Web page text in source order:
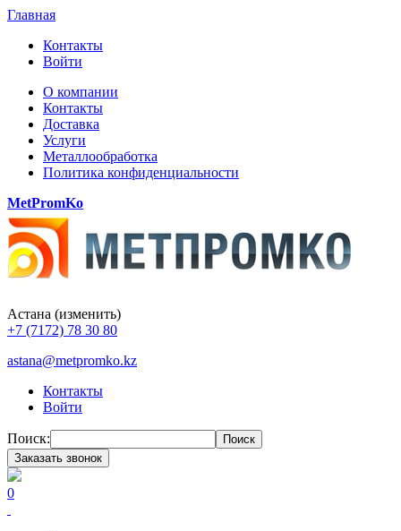
Главная
Контакты
Войти
О компании
Контакты
Доставка
Услуги
Металлообработка
Политика конфиденциальности
MetPromKo
Астана (изменить)
+7 (7172) 78 30 80
astana@metpromko.kz
Контакты
Войти
Поиск:
Поиск
Заказать звонок
0